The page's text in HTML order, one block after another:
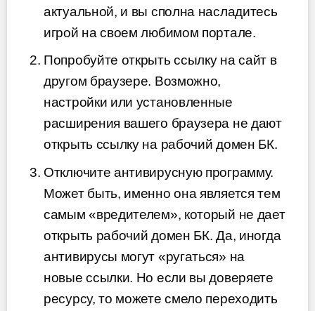
актуальной, и вы сполна насладитесь
игрой на своем любимом портале.
Попробуйте открыть ссылку на сайт в
другом браузере. Возможно,
настройки или установленные
расширения вашего браузера не дают
открыть ссылку на рабочий домен БК.
Отключите антивирусную программу.
Может быть, именно она является тем
самым «вредителем», который не дает
открыть рабочий домен БК. Да, иногда
антивирусы могут «ругаться» на
новые ссылки. Но если вы доверяете
ресурсу, то можете смело переходить